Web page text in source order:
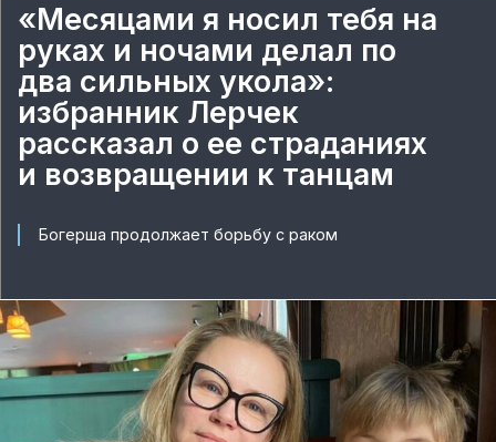
«Месяцами я носил тебя на
руках и ночами делал по
два сильных укола»:
избранник Лерчек
рассказал о ее страданиях
и возвращении к танцам
Богерша продолжает борьбу с раком